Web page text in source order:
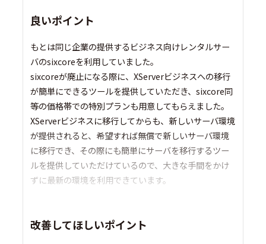
良いポイント
もとは同じ企業の提供するビジネス向けレンタルサー
バのsixcoreを利用していました。
sixcoreが廃止になる際に、XServerビジネスへの移行
が簡単にできるツールを提供していただき、sixcore同
等の価格帯での特別プランも用意してもらえました。
XServerビジネスに移行してからも、新しいサーバ環境
が提供されると、希望すれば無償で新しいサーバ環境
に移行でき、その際にも簡単にサーバを移行するツー
ルを提供していただけているので、大きな手間をかけ
ずに最新の環境を利用できています。
改善してほしいポイント